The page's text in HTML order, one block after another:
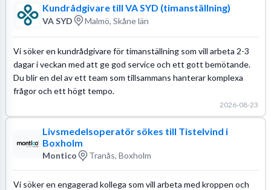
Kundrådgivare till VA SYD (timanställning)
VA SYD Malmö, Skåne län
Vi söker en kundrådgivare för timanställning som vill arbeta 2-3
dagar i veckan med att ge god service och ett gott bemötande.
Du blir en del av ett team som tillsammans hanterar komplexa
frågor och ett högt tempo.
2026-08-23
Livsmedelsoperatör sökes till Tistelvind i
Boxholm
Montico Tranås, Boxholm
Vi söker en engagerad kollega som vill arbeta med kroppen och